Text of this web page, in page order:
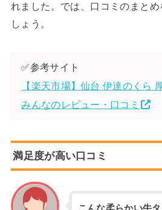
れました。では、口コミのまと
しょう。
✅参考サイト
【楽天市場】仙台 伊達のくら
みんなのレビュー・口コミ
満足度が高い口コミ